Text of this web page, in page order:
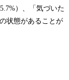
）、「気づいた
状態があることが